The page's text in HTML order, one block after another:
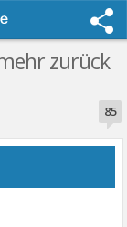
zurück
85